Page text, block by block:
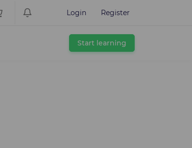
Login Register
Start learning